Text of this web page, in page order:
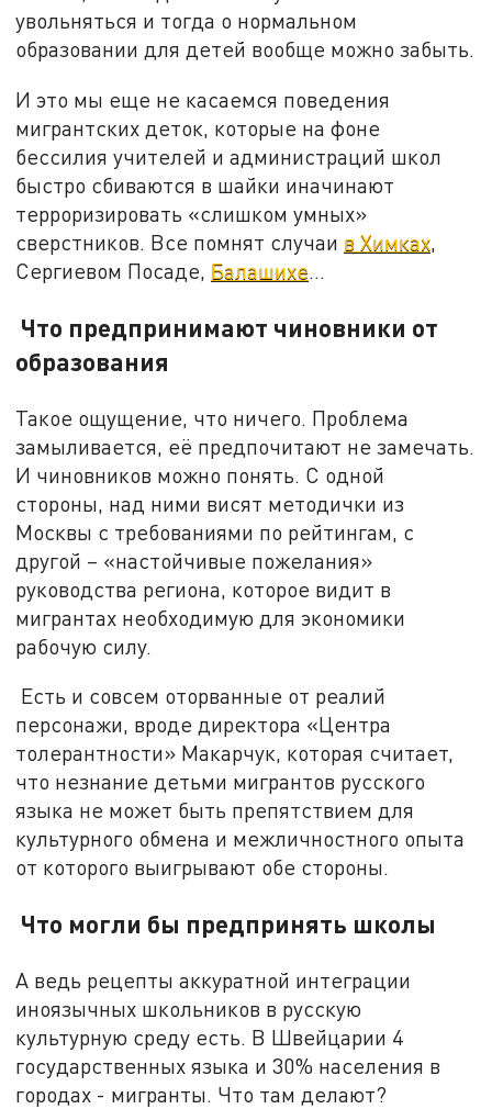
увольняться и тогда о нормальном
образовании для детей вообще можно забыть.
И это мы еще не касаемся поведения
мигрантских деток, которые на фоне
бессилия учителей и администраций школ
быстро сбиваются в шайки иначинают
терроризировать «слишком умных»
сверстников. Все помнят случаи в Химках
Сергиевом Посаде, Балашихе
Что предпринимают чиновники от
образования
Такое ощущение, что ничего. Проблема
замыливается, её предпочитают не замечать.
И чиновников можно понять. С одной
стороны, над ними висят методички из
Москвы с требованиями по рейтингам, с
другой – «настойчивые пожелания»
руководства региона, которое видит в
мигрантах необходимую для экономики
рабочую силу.
Есть и совсем оторванные от реалий
персонажи, вроде директора «Центра
толерантности» Макарчук, которая считает,
что незнание детьми мигрантов русского
языка не может быть препятствием для
культурного обмена и межличностного опыта
от которого выигрывают обе стороны.
Что могли бы предпринять школы
А ведь рецепты аккуратной интеграции
иноязычных школьников в русскую
культурную среду есть. В Швейцарии 4
государственных языка и 30% населения в
городах - мигранты. Что там делают?